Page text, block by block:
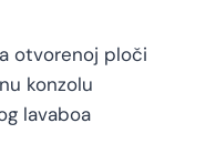
otvorenoj ploči
konzolu
lavaboa